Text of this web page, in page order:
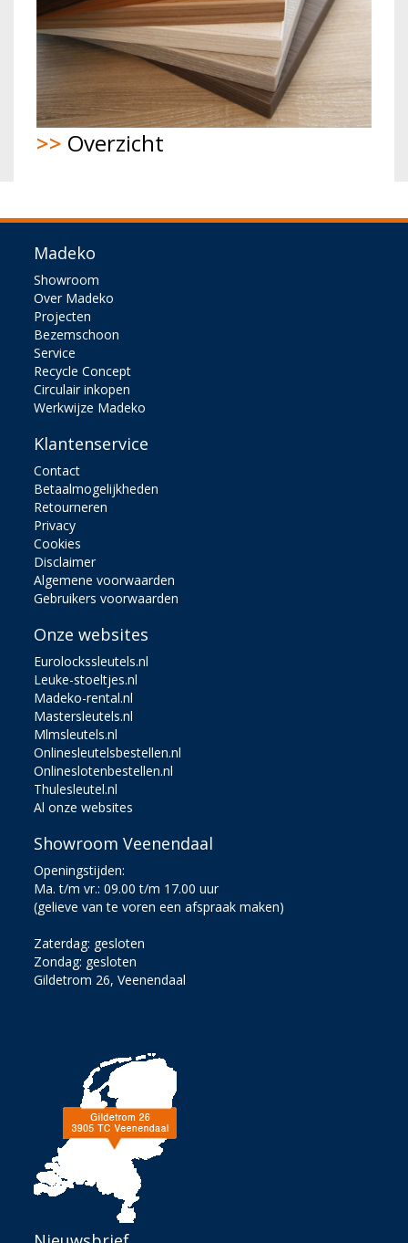
>> Overzicht
Madeko
Showroom
Over Madeko
Projecten
Bezemschoon
Service
Recycle Concept
Circulair inkopen
Werkwijze Madeko
Klantenservice
Contact
Betaalmogelijkheden
Retourneren
Privacy
Cookies
Disclaimer
Algemene voorwaarden
Gebruikers voorwaarden
Onze websites
Eurolockssleutels.nl
Leuke-stoeltjes.nl
Madeko-rental.nl
Mastersleutels.nl
Mlmsleutels.nl
Onlinesleutelsbestellen.nl
Onlineslotenbestellen.nl
Thulesleutel.nl
Al onze websites
Showroom Veenendaal
Openingstijden:
Ma. t/m vr.: 09.00 t/m 17.00 uur
(gelieve van te voren een afspraak maken)
Zaterdag: gesloten
Zondag: gesloten
Gildetrom 26, Veenendaal